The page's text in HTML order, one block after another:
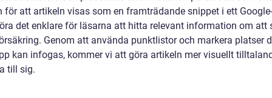
för att artikeln visas som en framträdande snippet i ett
det enklare för läsarna att hitta relevant information om att
Genom att använda punktlistor och markera platser
kan infogas, kommer vi att göra artikeln mer visuellt
till sig.